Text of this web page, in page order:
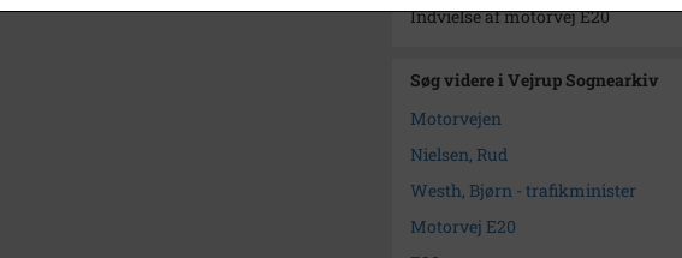
Indvielse af motorvej E20
Søg videre i Vejrup Sognearkiv
Motorvejen
Nielsen, Rud
Westh, Bjørn - trafikminister
Motorvej E20